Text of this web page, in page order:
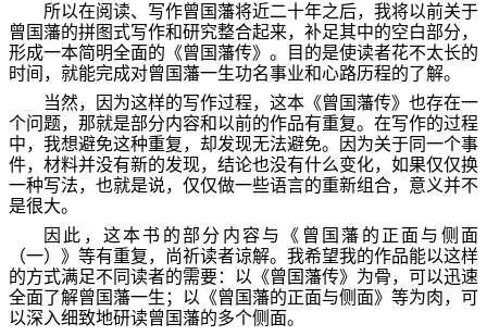
所以在阅读、写作曾国藩将近二十年之后，我将以前关于
曾国藩的拼图式写作和研究整合起来，补足其中的空白部分，
形成一本简明全面的《曾国藩传》。目的是使读者花不太长的
时间，就能完成对曾国藩一生功名事业和心路历程的了解。
当然，因为这样的写作过程，这本《曾国藩传》也存在一
个问题，那就是部分内容和以前的作品有重复。在写作的过程
中，我想避免这种重复，却发现无法避免。因为关于同一个事
件，材料并没有新的发现，结论也没有什么变化，如果仅仅换
一种写法，也就是说，仅仅做一些语言的重新组合，意义并不
是很大。
因此，这本书的部分内容与《曾国藩的正面与侧面
（一）》等有重复，尚祈读者谅解。我希望我的作品能以这样
的方式满足不同读者的需要：以《曾国藩传》为骨，可以迅速
全面了解曾国藩一生；以《曾国藩的正面与侧面》等为肉，可
以深入细致地研读曾国藩的多个侧面。